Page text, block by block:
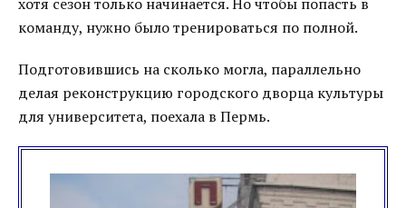
команду, нужно было тренироваться по полной.
Подготовившись на сколько могла, параллельно
делая реконструкцию городского дворца культуры
для университета, поехала в Пермь.